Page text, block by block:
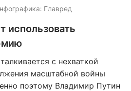
Главред
использовать
с нехваткой
масштабной войны
поэтому Владимир Путин